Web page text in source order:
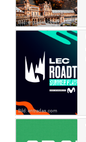
Bild: entradas.com
Bild: entradas.com